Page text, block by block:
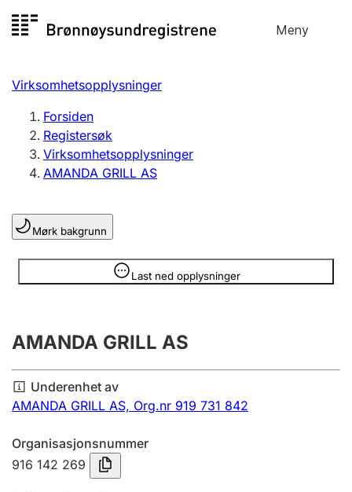
til
Meny
Registersøk
Aksjeselskap
Enkeltpersonforetak
Registrere, endre, slette
Lag og forening
Registrere, endre, slette
Årsregnskap
Innsending og forsinkelsesgebyr
Tinglysing
Virksomhetsopplysninger
Forsiden
Registersøk
Virksomhetsopplysninger
AMANDA GRILL AS
Mørk bakgrunn
Last ned opplysninger
Opplysninger er skjult
AMANDA GRILL AS
Underenhet av
AMANDA GRILL AS, Org.nr 919 731 842
Organisasjonsnummer
916 142 269